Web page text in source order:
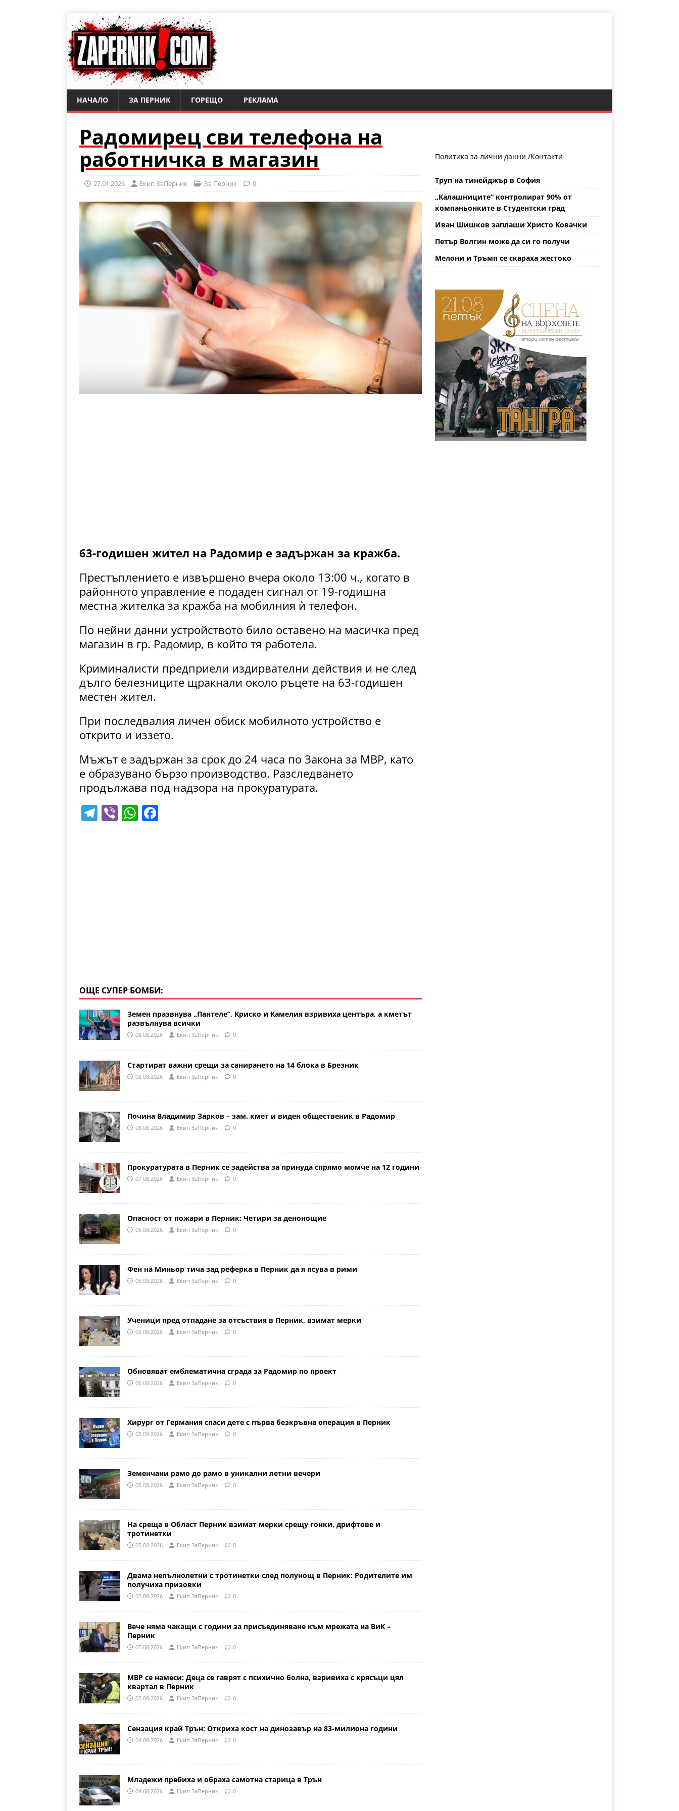
НАЧАЛО ЗА ПЕРНИК ГОРЕЩО РЕКЛАМА
Радомирец сви телефона на
работничка в магазин
27.01.2026 Eкип ЗаПерник За Перник 0
63-годишен жител на Радомир е задържан за кражба.
Престъплението е извършено вчера около 13:00 ч., когато в
районното управление е подаден сигнал от 19-годишна
местна жителка за кражба на мобилния ѝ телефон.
По нейни данни устройството било оставено на масичка пред
магазин в гр. Радомир, в който тя работела.
Криминалисти предприели издирвателни действия и не след
дълго белезниците щракнали около ръцете на 63-годишен
местен жител.
При последвалия личен обиск мобилното устройство е
открито и иззето.
Мъжът е задържан за срок до 24 часа по Закона за МВР, като
е образувано бързо производство. Разследването
продължава под надзора на прокуратурата.
T Vi W
ОЩЕ СУПЕР БОМБИ:
Земен празвнува „Пантеле“, Криско и Камелия взривиха центъра, а кметът
развълнува всички
08.08.2026 Eкип ЗаПерник 0
Стартират важни срещи за санирането на 14 блока в Брезник
08.08.2026 Eкип ЗаПерник 0
Почина Владимир Зарков – зам. кмет и виден общественик в Радомир
08.08.2026 Eкип ЗаПерник 0
Прокуратурата в Перник се задейства за принуда спрямо момче на 12 години
07.08.2026 Eкип ЗаПерник 0
Опасност от пожари в Перник: Четири за денонощие
06.08.2026 Eкип ЗаПерник 0
Фен на Миньор тича зад реферка в Перник да я псува в рими
06.08.2026 Eкип ЗаПерник 0
Ученици пред отпадане за отсъствия в Перник, взимат мерки
06.08.2026 Eкип ЗаПерник 0
Обновяват емблематична сграда за Радомир по проект
06.08.2026 Eкип ЗаПерник 0
Хирург от Германия спаси дете с първа безкръвна операция в Перник
05.08.2026 Eкип ЗаПерник 0
Земенчани рамо до рамо в уникални летни вечери
05.08.2026 Eкип ЗаПерник 0
На среща в Област Перник взимат мерки срещу гонки, дрифтове и
тротинетки
05.08.2026 Eкип ЗаПерник 0
Двама непълнолетни с тротинетки след полунощ в Перник: Родителите им
получиха призовки
05.08.2026 Eкип ЗаПерник 0
Вече няма чакащи с години за присъединяване към мрежата на ВиК –
Перник
05.08.2026 Eкип ЗаПерник 0
МВР се намеси: Деца се гаврят с психично болна, взривиха с крясъци цял
квартал в Перник
05.08.2026 Eкип ЗаПерник 0
Сензация край Трън: Откриха кост на динозавър на 83-милиона години
04.08.2026 Eкип ЗаПерник 0
Младежи пребиха и обраха самотна старица в Трън
04.08.2026 Eкип ЗаПерник 0
Политика за лични данни /Контакти
Труп на тинейджър в София
„Калашниците“ контролират 90% от
компаньонките в Студентски град
Иван Шишков заплаши Христо Ковачки
Петър Волгин може да си го получи
Мелони и Тръмп се скараха жестоко